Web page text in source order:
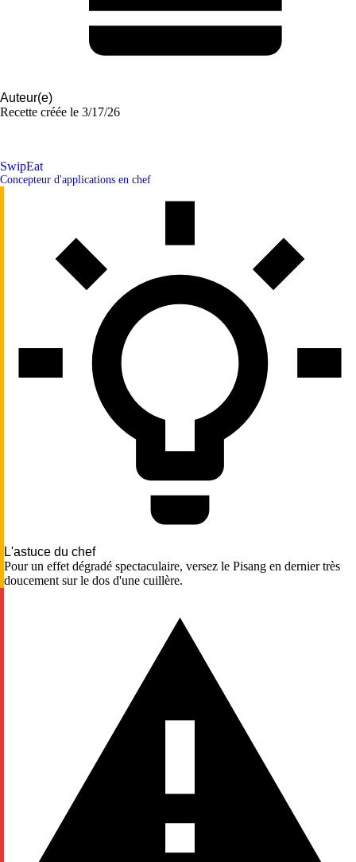
Auteur(e)
Recette créée le 3/17/26
SwipEat
Concepteur d'applications en chef
L'astuce du chef
Pour un effet dégradé spectaculaire, versez le Pisang en dernier très
doucement sur le dos d'une cuillère.